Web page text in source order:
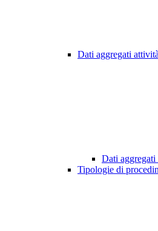
Dati aggregati
Dati
Tipologie di